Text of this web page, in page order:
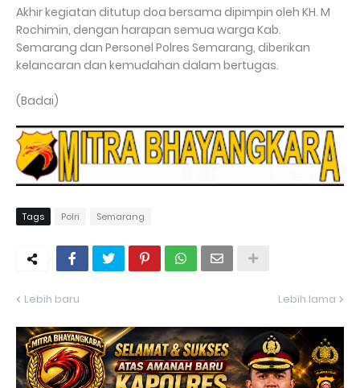
Akhir kegiatan ditutup doa bersama dipimpin oleh KH. M
Rochimin, dengan harapan semua warga Kab.
Semarang dan Personel Polres Semarang, diberikan
kelancaran dan kemudahan dalam bertugas.
(Badai)
Tags Polri Semarang
Lebih baru Lebih lama